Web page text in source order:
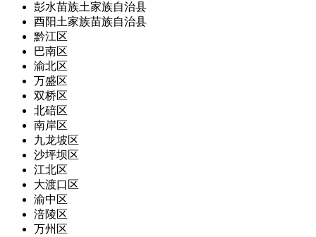
彭水苗族土家族自治县
酉阳土家族苗族自治县
黔江区
巴南区
渝北区
万盛区
双桥区
北碚区
南岸区
九龙坡区
沙坪坝区
江北区
大渡口区
渝中区
涪陵区
万州区